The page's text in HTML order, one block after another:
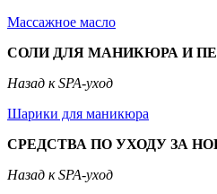
Массажное масло
СОЛИ ДЛЯ МАНИКЮРА И
Назад к SPA-уход
Шарики для маникюра
СРЕДСТВА ПО УХОДУ ЗА
Назад к SPA-уход